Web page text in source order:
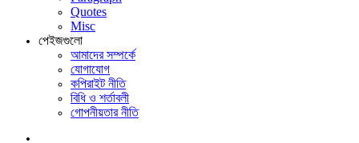
Quotes
Misc
পেইজগুলো
আমাদের সম্পর্কে
যোগাযোগ
কপিরাইট নীতি
বিধি ও শর্তাবলী
গোপনীয়তার নীতি